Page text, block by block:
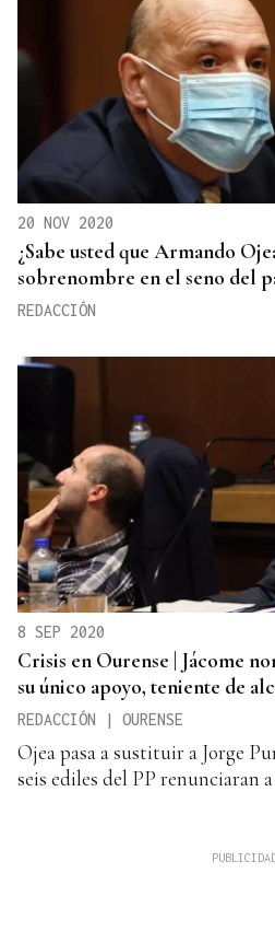
20 NOV 2020
¿Sabe usted que Armando
sobrenombre en el seno del
REDACCIÓN
8 SEP 2020
Crisis en Ourense | Jácome
su único apoyo, teniente de
REDACCIÓN | OURENSE
Ojea pasa a sustituir a Jorge
seis ediles del PP renunciaran